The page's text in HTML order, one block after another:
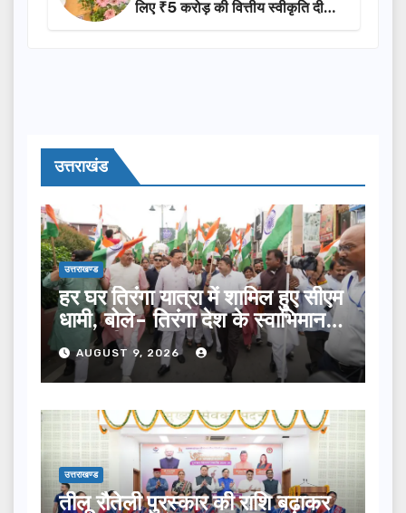
लिए ₹5 करोड़ की वित्तीय स्वीकृति दी…
उत्तराखंड
उत्तराखण्ड
हर घर तिरंगा यात्रा में शामिल हुए सीएम
धामी, बोले- तिरंगा देश के स्वाभिमान
का प्रतीक
AUGUST 9, 2026
उत्तराखण्ड
तीलू रौतेली पुरस्कार की राशि बढ़ाकर